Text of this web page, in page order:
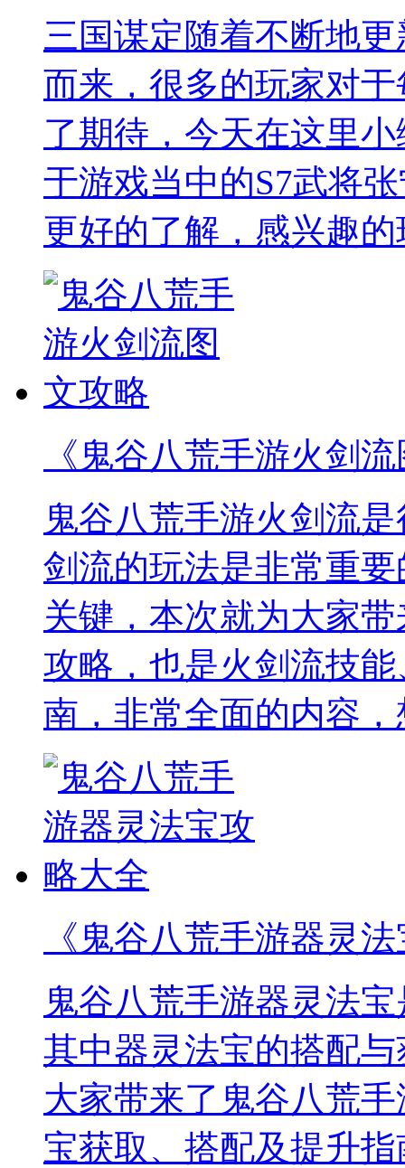
三国谋定随着不断地
而来，很多的玩家对
了期待，今天在这里
于游戏当中的S7武将
更好的了解，感兴趣
《鬼谷八荒手游火剑
鬼谷八荒手游火剑流
剑流的玩法是非常重
关键，本次就为大家
攻略，也是火剑流技
南，非常全面的内容
《鬼谷八荒手游器灵
鬼谷八荒手游器灵法
其中器灵法宝的搭配
大家带来了鬼谷八荒
宝获取、搭配及提升